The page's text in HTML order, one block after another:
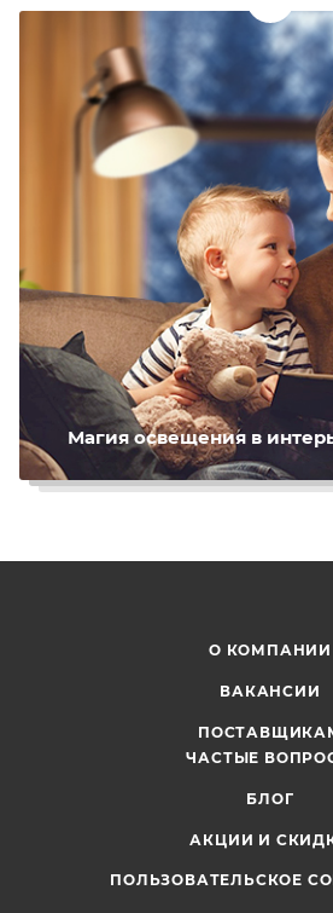
Магия освещения в
О КОМПАНИИ
ВАКАНСИИ
ЧАСТЫЕ
БЛОГ
АКЦИИ И
ПОЛЬЗОВАТЕЛЬСКОЕ